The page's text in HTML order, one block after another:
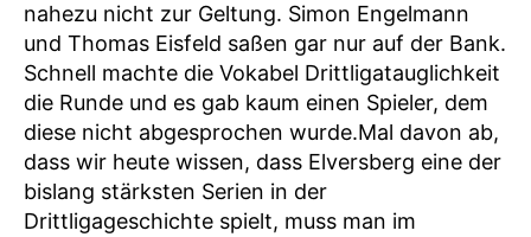
nahezu nicht zur Geltung. Simon Engelmann
und Thomas Eisfeld saßen gar nur auf der Bank.
Schnell machte die Vokabel Drittligatauglichkeit
die Runde und es gab kaum einen Spieler, dem
diese nicht abgesprochen wurde.Mal davon ab,
dass wir heute wissen, dass Elversberg eine der
bislang stärksten Serien in der
Drittligageschichte spielt, muss man im